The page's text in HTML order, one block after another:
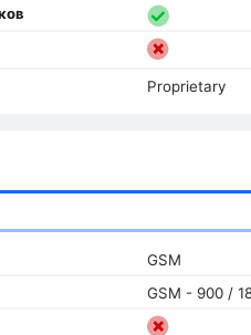
Proprietary
GSM
GSM - 900 /